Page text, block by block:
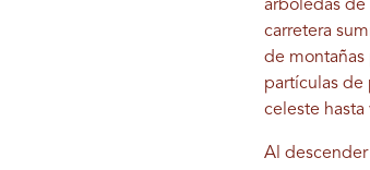
arboledas de
carretera
de montañas
partículas de
celeste
Al descender